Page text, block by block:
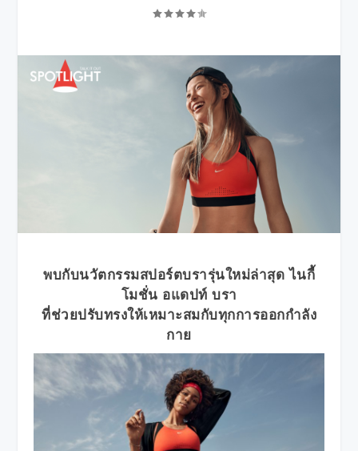
พบกับนวัตกรรมสปอร์ตบรารุ่นใหม่ล่าสุด ไนกี้
โมชั่น อแดปท์ บรา
ที่ช่วยปรับทรงให้เหมาะสมกับทุกการออกกำลัง
กาย